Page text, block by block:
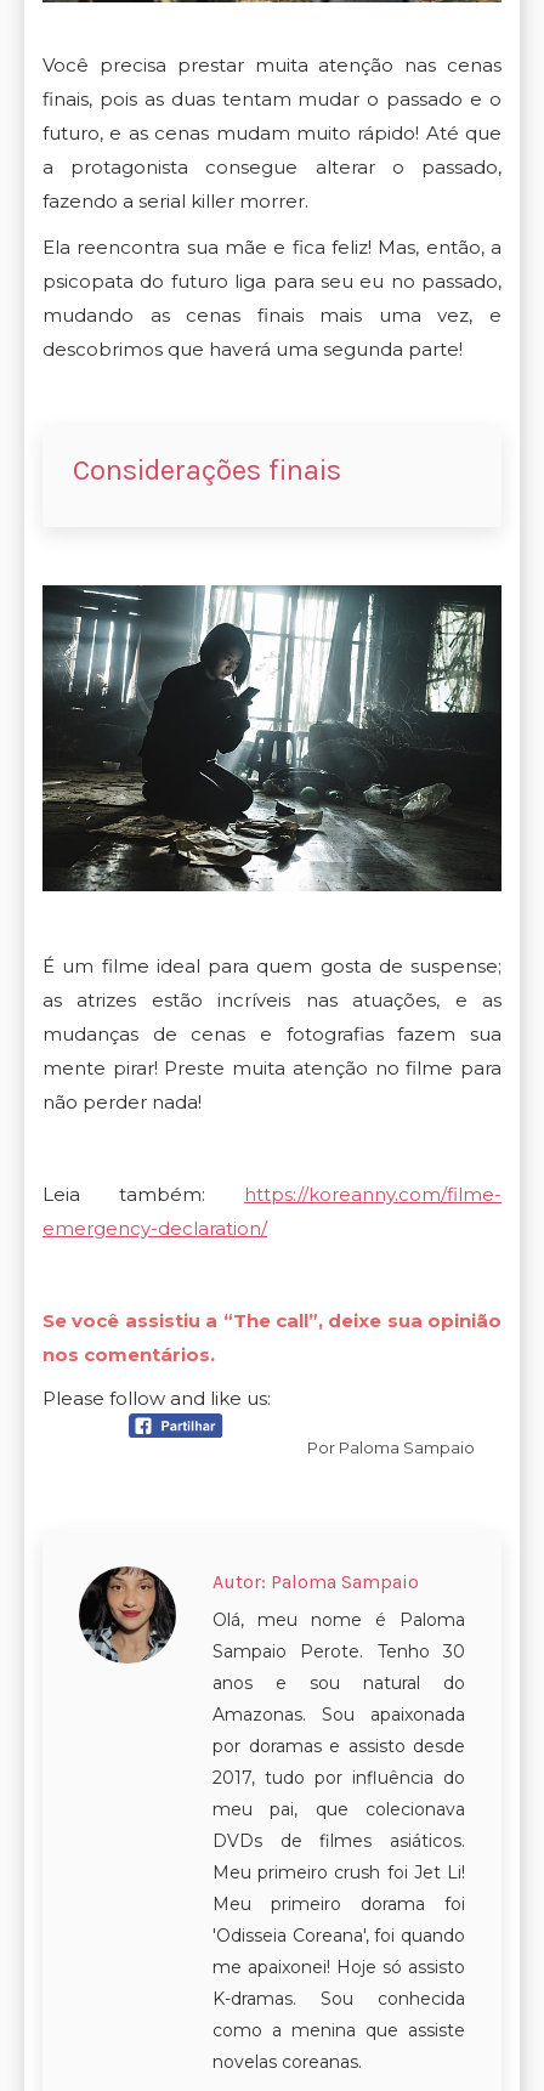
Você precisa prestar muita atenção nas cenas
finais, pois as duas tentam mudar o passado e o
futuro, e as cenas mudam muito rápido! Até que
a protagonista consegue alterar o passado,
fazendo a serial killer morrer.
Ela reencontra sua mãe e fica feliz! Mas, então, a
psicopata do futuro liga para seu eu no passado,
mudando as cenas finais mais uma vez, e
descobrimos que haverá uma segunda parte!
Considerações finais
É um filme ideal para quem gosta de suspense;
as atrizes estão incríveis nas atuações, e as
mudanças de cenas e fotografias fazem sua
mente pirar! Preste muita atenção no filme para
não perder nada!
Leia também:
https://koreanny.com/filme-
emergency-declaration/
Se você assistiu a “The call”, deixe sua opinião
nos comentários.
Please follow and like us:
Por Paloma Sampaio
Autor: Paloma Sampaio
Olá, meu nome é Paloma
Sampaio Perote. Tenho 30
anos e sou natural do
Amazonas. Sou apaixonada
por doramas e assisto desde
2017, tudo por influência do
meu pai, que colecionava
DVDs de filmes asiáticos.
Meu primeiro crush foi Jet Li!
Meu primeiro dorama foi
'Odisseia Coreana', foi quando
me apaixonei! Hoje só assisto
K-dramas. Sou conhecida
como a menina que assiste
novelas coreanas.